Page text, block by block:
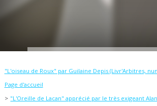
"L'oiseau de Roux" par Guilaine Depis (Livr'Arbitres,
Page d'accueil
"L'Oreille de Lacan" apprécié par le très exigeant